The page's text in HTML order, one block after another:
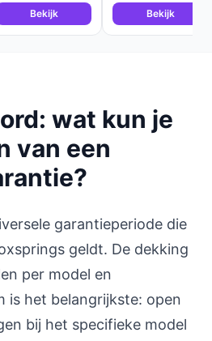
Bekijk Bekijk
wat kun je
van een
garantieperiode die
geldt. De dekking
per model en
is het belangrijkste: open
bij het specifieke model